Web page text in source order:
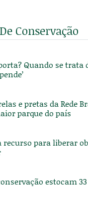
Conservação
Quando se trata
e pretas da Rede
parque do país
recurso para liberar
estocam